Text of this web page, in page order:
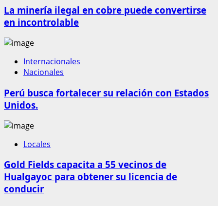
La minería ilegal en cobre puede convertirse
en incontrolable
Internacionales
Nacionales
Perú busca fortalecer su relación con Estados
Unidos.
Locales
Gold Fields capacita a 55 vecinos de
Hualgayoc para obtener su licencia de
conducir